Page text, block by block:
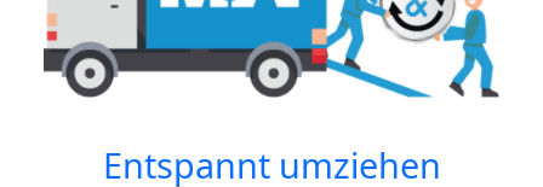
Entspannt umziehen